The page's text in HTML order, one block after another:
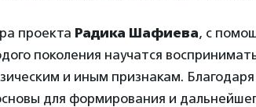
проекта Радика Шафиева, с
поколения научатся
и иным признакам.
для формирования и